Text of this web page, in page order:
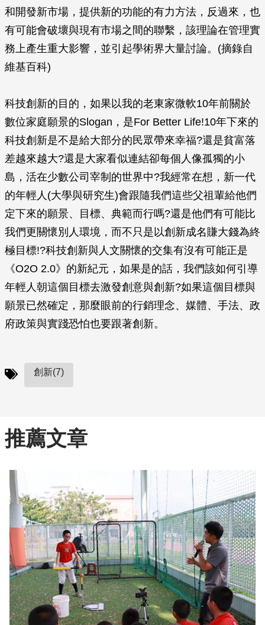
和開發新市場，提供新的功能的有力方法，反過來，也
有可能會破壞與現有市場之間的聯繫，該理論在管理實
務上產生重大影響，並引起學術界大量討論。(摘錄自
維基百科)
科技創新的目的，如果以我的老東家微軟10年前關於
數位家庭願景的Slogan，是For Better Life!10年下來的
科技創新是不是給大部分的民眾帶來幸福?還是貧富落
差越來越大?還是大家看似連結卻每個人像孤獨的小
島，活在少數公司宰制的世界中?我經常在想，新一代
的年輕人(大學與研究生)會跟隨我們這些父祖輩給他們
定下來的願景、目標、典範而行嗎?還是他們有可能比
我們更關懷別人環境，而不只是以創新成名賺大錢為終
極目標!?科技創新與人文關懷的交集有沒有可能正是
《O2O 2.0》的新紀元，如果是的話，我們該如何引導
年輕人朝這個目標去激發創意與創新?如果這個目標與
願景已然確定，那麼眼前的行銷理念、媒體、手法、政
府政策與實踐恐怕也要跟著創新。
創新(7)
推薦文章